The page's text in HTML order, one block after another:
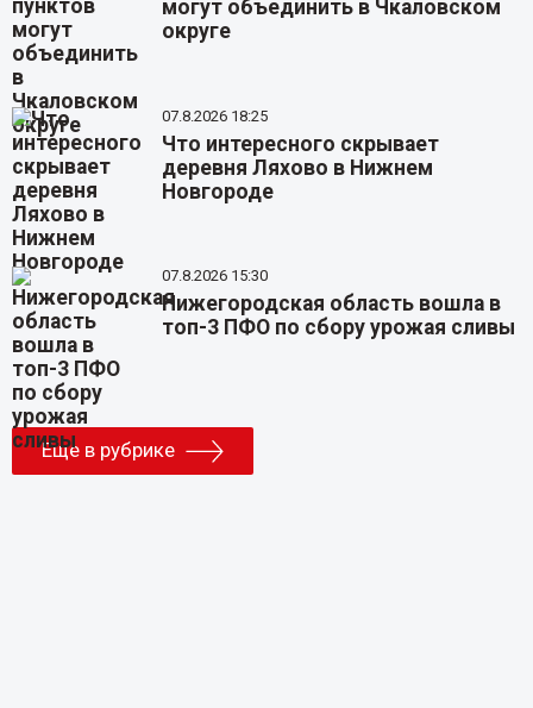
могут объединить в Чкаловском
округе
07.8.2026 18:25
Что интересного скрывает
деревня Ляхово в Нижнем
Новгороде
07.8.2026 15:30
Нижегородская область вошла в
топ-3 ПФО по сбору урожая сливы
Еще в рубрике